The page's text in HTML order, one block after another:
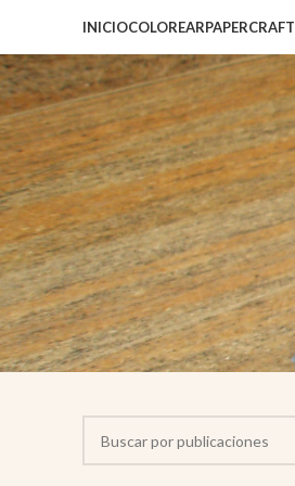
INICIOCOLOREARPAPERCRAFT